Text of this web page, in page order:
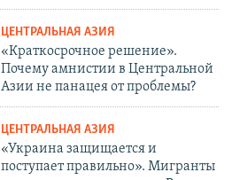
ЦЕНТРАЛЬНАЯ АЗИЯ
«Краткосрочное решение».
Почему амнистии в Центральной
Азии не панацея от проблемы?
ЦЕНТРАЛЬНАЯ АЗИЯ
«Украина защищается и
поступает правильно». Мигранты